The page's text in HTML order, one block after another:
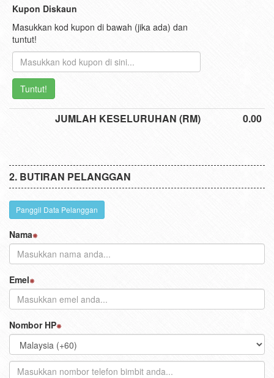
Kupon Diskaun
Masukkan kod kupon di bawah (jika ada) dan
tuntut!
Tuntut!
JUMLAH KESELURUHAN (RM) 0.00
BUTIRAN PELANGGAN
Panggil Data Pelanggan
Nama
Emel
Nombor HP